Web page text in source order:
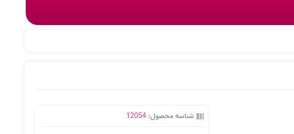
شناسه محصول: 12054